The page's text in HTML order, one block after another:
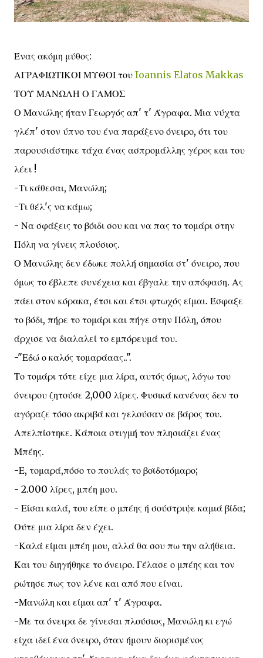
Ένας ακόμη μύθος:
ΑΓΡΑΦΙΩΤΙΚΟΙ ΜΥΘΟΙ του Ioannis Elatos Makkas
ΤΟΥ ΜΑΝΩΛΗ Ο ΓΑΜΟΣ
Ο Μανώλης ήταν Γεωργός απ' τ' Άγραφα. Μια νύχτα
γλέπ' στον ύπνο του ένα παράξενο όνειρο, ότι του
παρουσιάστηκε τάχα ένας ασπρομάλλης γέρος και του
λέει !
-Τι κάθεσαι, Μανώλη;
-Τι θέλ'ς να κάμω;
- Να σφάξεις το βόιδι σου και να πας το τομάρι στην
Πόλη να γίνεις πλούσιος.
Ο Μανώλης δεν έδωκε πολλή σημασία στ' όνειρο, που
όμως το έβλεπε συνέχεια και έβγαλε την απόφαση. Ας
πάει στον κόρακα, έτσι και έτσι φτωχός είμαι. Έσφαξε
το βόδι, πήρε το τομάρι και πήγε στην Πόλη, όπου
άρχισε να διαλαλεί το εμπόρευμά του.
-"Εδώ ο καλός τομαράαας..".
Το τομάρι τότε είχε μια λίρα, αυτός όμως, λόγω του
όνειρου ζητούσε 2,000 λίρες. Φυσικά κανένας δεν το
αγόραζε τόσο ακριβά και γελούσαν σε βάρος του.
Απελπίστηκε. Κάποια στιγμή τον πλησιάζει ένας
Μπέης.
-Ε, τομαρά,πόσο το πουλάς το βοϊδοτόμαρο;
- 2.000 λίρες, μπέη μου.
- Είσαι καλά, του είπε ο μπέης ή σούστριψε καμιά βίδα;
Ούτε μια λίρα δεν έχει.
-Καλά είμαι μπέη μου, αλλά θα σου πω την αλήθεια.
Και του διηγήθηκε το όνειρο. Γέλασε ο μπέης και τον
ρώτησε πως τον λένε και από που είναι.
-Μανώλη και είμαι απ' τ' Άγραφα.
-Με τα όνειρα δε γίνεσαι πλούσιος, Μανώλη κι εγώ
είχα ιδεί ένα όνειρο, όταν ήμουν διορισμένος